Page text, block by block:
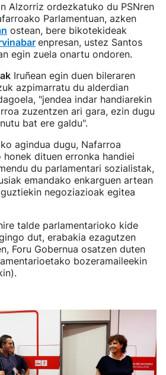
Alzorriz ordezkatuko du PSNren
Parlamentuan, azken
ostean, bere bikotekideak
enpresan, ustez Santos
egin zuela onartu ondoren.
Iruñean egin duen bileraren
azpimarratu du alderdian
"jendea indar handiarekin
zuzentzen ari gara, ezin dugu
bat ere galdu".
agindua dugu, Nafarroa
dituen erronka handiei
du parlamentari sozialistak,
emandako enkarguen artean
negoziazioak egitea
talde parlamentarioko kide
dut, erabakia ezagutzen
Foru Gobernua osatzen duten
bozeramaileekin